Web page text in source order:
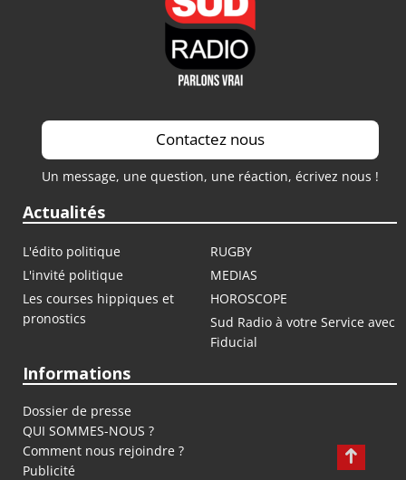
Contactez nous
Un message, une question, une réaction, écrivez nous !
Actualités
L'édito politique
RUGBY
L'invité politique
MEDIAS
Les courses hippiques et
pronostics
HOROSCOPE
Sud Radio à votre Service avec
Fiducial
Informations
Dossier de presse
QUI SOMMES-NOUS ?
Comment nous rejoindre ?
Publicité